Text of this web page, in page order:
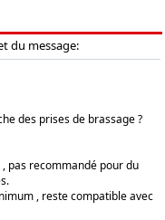
du message:
des prises de brassage ?
pas recommandé pour du
, reste compatible avec